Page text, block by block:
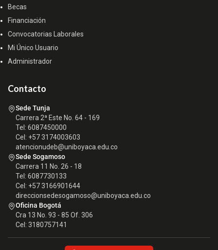
Becas
Financiación
Convocatorias Laborales
Mi Único Usuario
Administrador
Contacto
Sede Tunja
Carrera 2ª Este No. 64 - 169
Tel: 6087450000
Cel: +57 3174003603
atencionudeb@uniboyaca.edu.co
Sede Sogamoso
Carrera 11 No. 26 - 18
Tel: 6087730133
Cel: +57 3166901644
direccionsedesogamoso@uniboyaca.edu.co
Oficina Bogotá
Cra 13 No. 93 - 85 Of. 306
Cel: 3180757141